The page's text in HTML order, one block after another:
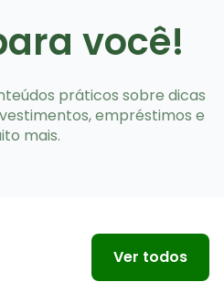
você!
práticos sobre dicas
empréstimos e
mais.
Ver todos